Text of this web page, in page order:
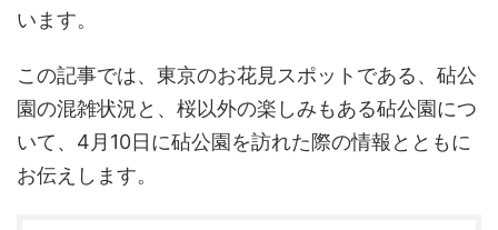
います。
この記事では、東京のお花見スポットである、砧公
園の混雑状況と、桜以外の楽しみもある砧公園につ
いて、4月10日に砧公園を訪れた際の情報とともに
お伝えします。